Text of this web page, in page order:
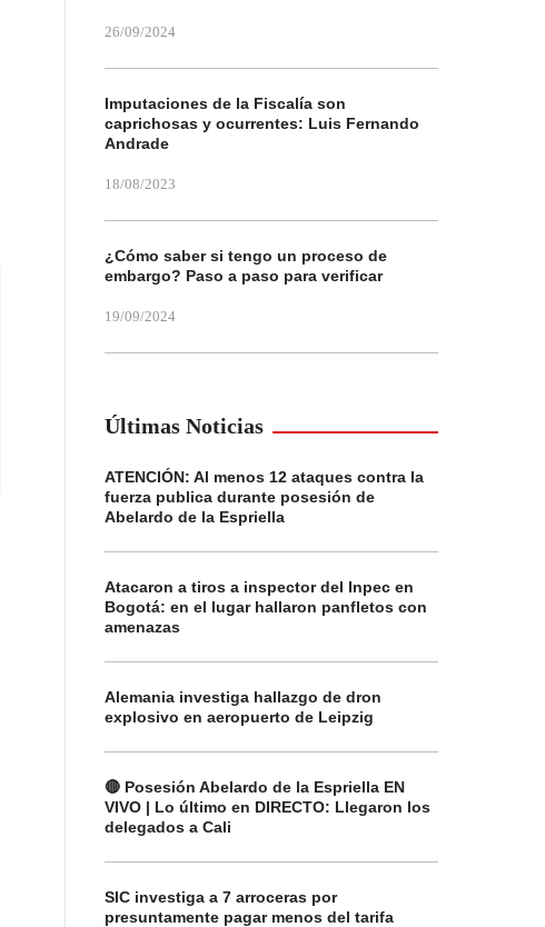
26/09/2024
Imputaciones de la Fiscalía son
caprichosas y ocurrentes: Luis Fernando
Andrade
18/08/2023
¿Cómo saber si tengo un proceso de
embargo? Paso a paso para verificar
19/09/2024
Últimas Noticias
ATENCIÓN: Al menos 12 ataques contra la
fuerza publica durante posesión de
Abelardo de la Espriella
Atacaron a tiros a inspector del Inpec en
Bogotá: en el lugar hallaron panfletos con
amenazas
Alemania investiga hallazgo de dron
explosivo en aeropuerto de Leipzig
🔴 Posesión Abelardo de la Espriella EN
VIVO | Lo último en DIRECTO: Llegaron los
delegados a Cali
SIC investiga a 7 arroceras por
presuntamente pagar menos del tarifa